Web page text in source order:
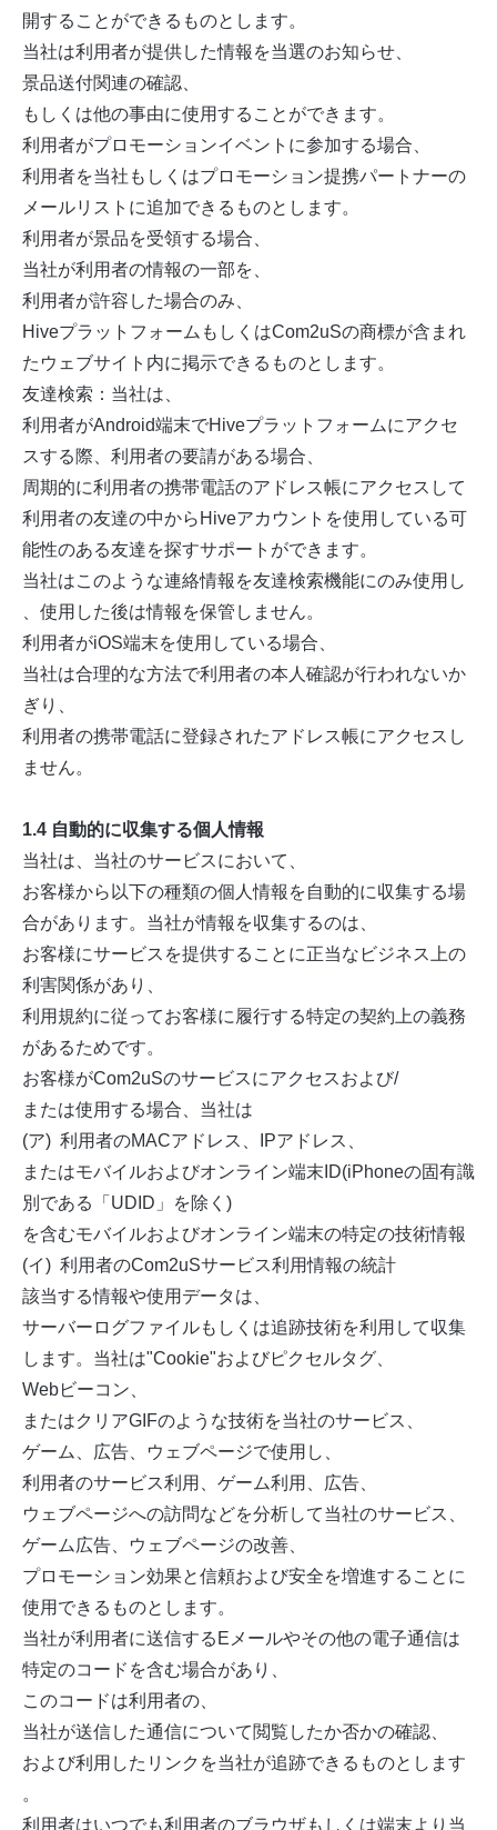
開することができるものとします。
当社は利用者が提供した情報を当選のお知らせ、
景品送付関連の確認、
もしくは他の事由に使用することができます。
利用者がプロモーションイベントに参加する場合、
利用者を当社もしくはプロモーション提携パートナーの
メールリストに追加できるものとします。
利用者が景品を受領する場合、
当社が利用者の情報の一部を、
利用者が許容した場合のみ、
HiveプラットフォームもしくはCom2uSの商標が含まれ
たウェブサイト内に掲示できるものとします。
友達検索：当社は、
利用者がAndroid端末でHiveプラットフォームにアクセ
スする際、利用者の要請がある場合、
周期的に利用者の携帯電話のアドレス帳にアクセスして
利用者の友達の中からHiveアカウントを使用している可
能性のある友達を探すサポートができます。
当社はこのような連絡情報を友達検索機能にのみ使用し
、使用した後は情報を保管しません。
利用者がiOS端末を使用している場合、
当社は合理的な方法で利用者の本人確認が行われないか
ぎり、
利用者の携帯電話に登録されたアドレス帳にアクセスし
ません。
1.4 自動的に収集する個人情報
当社は、当社のサービスにおいて、
お客様から以下の種類の個人情報を自動的に収集する場
合があります。当社が情報を収集するのは、
お客様にサービスを提供することに正当なビジネス上の
利害関係があり、
利用規約に従ってお客様に履行する特定の契約上の義務
があるためです。
お客様がCom2uSのサービスにアクセスおよび/
または使用する場合、当社は
(ア) 利用者のMACアドレス、IPアドレス、
またはモバイルおよびオンライン端末ID(iPhoneの固有識
別である「UDID」を除く)
を含むモバイルおよびオンライン端末の特定の技術情報
(イ) 利用者のCom2uSサービス利用情報の統計
該当する情報や使用データは、
サーバーログファイルもしくは追跡技術を利用して収集
します。当社は"Cookie"およびピクセルタグ、
Webビーコン、
またはクリアGIFのような技術を当社のサービス、
ゲーム、広告、ウェブページで使用し、
利用者のサービス利用、ゲーム利用、広告、
ウェブページへの訪問などを分析して当社のサービス、
ゲーム広告、ウェブページの改善、
プロモーション効果と信頼および安全を増進することに
使用できるものとします。
当社が利用者に送信するEメールやその他の電子通信は
特定のコードを含む場合があり、
このコードは利用者の、
当社が送信した通信について閲覧したか否かの確認、
および利用したリンクを当社が追跡できるものとします
。
利用者はいつでも利用者のブラウザもしくは端末より当